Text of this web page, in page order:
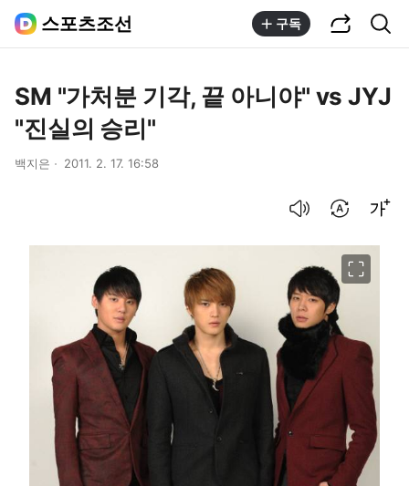
스포츠조선 구독
SM "가처분 기각, 끝 아니야" vs JYJ
"진실의 승리"
백지은 2011. 2. 17. 16:58